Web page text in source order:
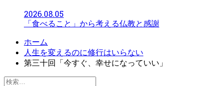
2026.08.05
「食べること」から考える仏教と感謝
ホーム
人生を変えるのに修行はいらない
第三十回「今すぐ、幸せになっていい」
検